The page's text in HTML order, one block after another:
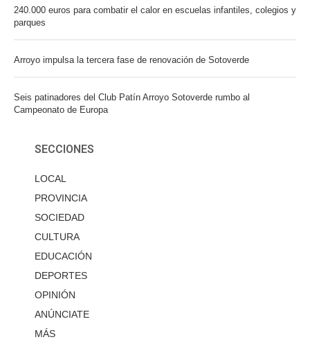
240.000 euros para combatir el calor en escuelas infantiles, colegios y
parques
Arroyo impulsa la tercera fase de renovación de Sotoverde
Seis patinadores del Club Patín Arroyo Sotoverde rumbo al
Campeonato de Europa
SECCIONES
LOCAL
PROVINCIA
SOCIEDAD
CULTURA
EDUCACIÓN
DEPORTES
OPINIÓN
ANÚNCIATE
MÁS